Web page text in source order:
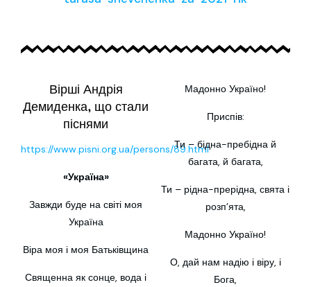
Вірші Андрія
Демиденка, що стали
піснями
https://www.pisni.org.ua/persons/89.html
«Україна»
Завжди буде на світі моя
Україна
Віра моя і моя Батьківщина
Священна як сонце, вода і
Мадонно Україно!
Приспів:
Ти – бідна-пребідна й
багата, й багата,
Ти – рідна-прерідна, свята і
розп’ята,
Мадонно Україно!
О, дай нам надію і віру, і
Бога,